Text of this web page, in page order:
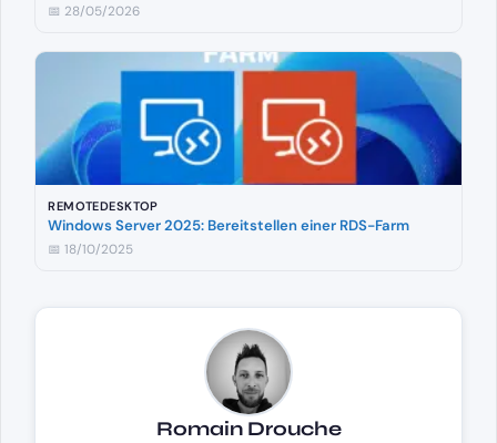
📅 28/05/2026
REMOTEDESKTOP
Windows Server 2025: Bereitstellen einer RDS-Farm
📅 18/10/2025
Romain Drouche